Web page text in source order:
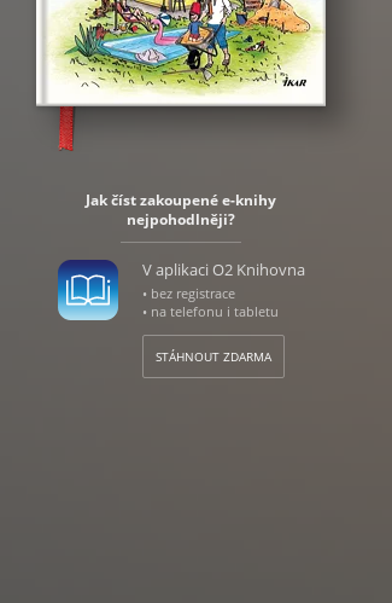
Jak číst zakoupené e-knihy
nejpohodlněji?
V aplikaci O2 Knihovna
• bez registrace
• na telefonu i tabletu
STÁHNOUT ZDARMA